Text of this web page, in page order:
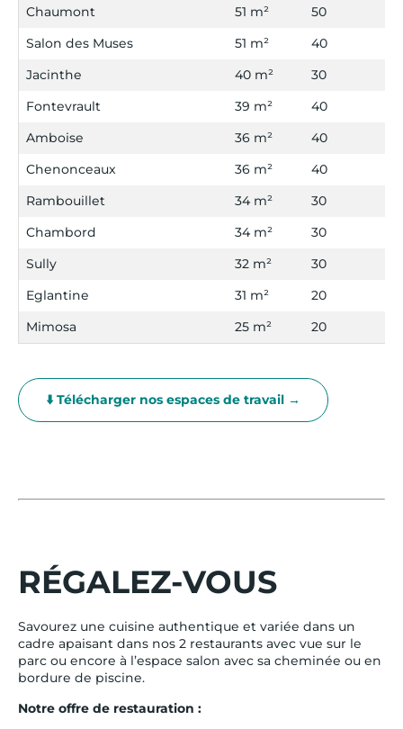
Chaumont
51 m² 50
Salon des Muses
51 m² 40
Jacinthe
40 m² 30
Fontevrault
39 m² 40
Amboise
36 m² 40
Chenonceaux
36 m² 40
Rambouillet
34 m² 30
Chambord
34 m² 30
Sully
32 m² 30
Eglantine
31 m² 20
Mimosa
25 m² 20
⬇️ Télécharger nos espaces de travail →
RÉGALEZ-VOUS
Savourez une cuisine authentique et variée dans un
cadre apaisant dans nos 2 restaurants avec vue sur le
parc ou encore à l’espace salon avec sa cheminée ou en
bordure de piscine.
Notre offre de restauration :